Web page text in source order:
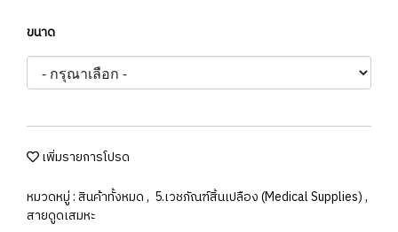
ขนาด
เพิ่มรายการโปรด
หมวดหมู่ :สินค้าทั้งหมด, 5.เวชภัณฑ์สิ้นเปลือง (Medical Supplies),
สายดูดเสมหะ